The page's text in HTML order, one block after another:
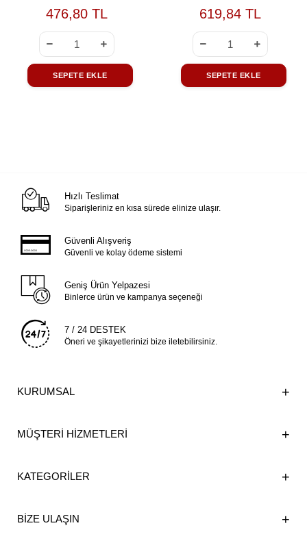
476,80 TL
SEPETE EKLE
619,84 TL
SEPETE EKLE
Hızlı Teslimat
Siparişleriniz en kısa sürede elinize ulaşır.
Güvenli Alışveriş
Güvenli ve kolay ödeme sistemi
Geniş Ürün Yelpazesi
Binlerce ürün ve kampanya seçeneği
7 / 24 DESTEK
Öneri ve şikayetlerinizi bize iletebilirsiniz.
KURUMSAL
MÜŞTERİ HİZMETLERİ
KATEGORİLER
BİZE ULAŞIN